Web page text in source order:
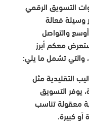
التسويق الرقمي
وسيلة فعالة
والتواصل
معكم أبرز
والتي تشمل ما يلي:
التقليدية مثل
يوفر التسويق
معقولة تناسب
كبيرة.